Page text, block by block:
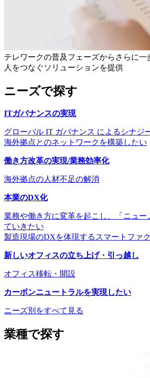
テレワークの普及フェーズからさらに一
人をつなぐソリューションを提供
ニーズで探す
ITガバナンスの実現
グローバル IT ガバナンス によるシナジ
海外拠点とのネットワークを構築したい
働き方改革の実現/業務効率化
海外拠点の人材不足の解消
本業のDX化
業務や働き方に変革を起こし、「ニュー
ていきたい
製造現場のDXを体現するスマートファ
新しいオフィスの立ち上げ・引っ越し
オフィス移転・開設
カーボンニュートラルを実現したい
ニーズ別をすべて見る
業種で探す